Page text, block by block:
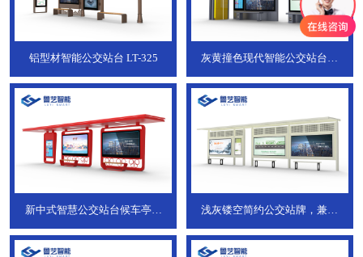
铝型材智能公交站台 LT-325
灰黄撞色现代智能公交站台，
新中式智慧公交站台候车亭，
浅灰镂空简约公交站牌，兼具